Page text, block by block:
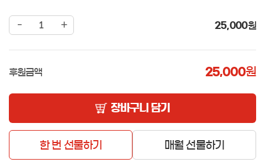
- + 25,000원
후원금액 25,000원
장바구니 담기
한 번 선물하기 매월 선물하기